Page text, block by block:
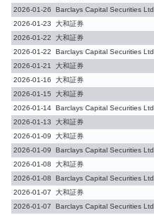
2026-01-26
Barclays Capital Securities Ltd
2026-01-23
大和証券
2026-01-22
大和証券
2026-01-22
Barclays Capital Securities Ltd
2026-01-21 大和証券
2026-01-16
大和証券
2026-01-15
大和証券
2026-01-14 Barclays Capital Securities Ltd
2026-01-13 大和証券
2026-01-09
大和証券
2026-01-09
Barclays Capital Securities Ltd
2026-01-08
大和証券
2026-01-08
Barclays Capital Securities Ltd
2026-01-07
大和証券
2026-01-07
Barclays Capital Securities Ltd